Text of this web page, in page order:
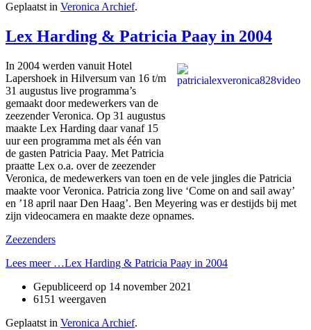
Geplaatst in Veronica Archief.
Lex Harding & Patricia Paay in 2004
In 2004 werden vanuit Hotel
Lapershoek in Hilversum van 16 t/m
31 augustus live programma’s
gemaakt door medewerkers van de
zeezender Veronica. Op 31 augustus
maakte Lex Harding daar vanaf 15
uur een programma met als één van
de gasten Patricia Paay. Met Patricia
praatte Lex o.a. over de zeezender
Veronica, de medewerkers van toen en de vele jingles die Patricia
maakte voor Veronica. Patricia zong live ‘Come on and sail away’
en ’18 april naar Den Haag’. Ben Meyering was er destijds bij met
zijn videocamera en maakte deze opnames.
Zeezenders
Lees meer …Lex Harding & Patricia Paay in 2004
Gepubliceerd op 14 november 2021
6151 weergaven
Geplaatst in Veronica Archief.